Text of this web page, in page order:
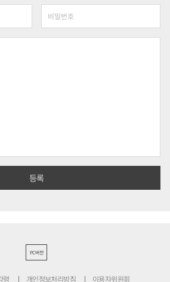
PC버전
령 개인정보처리방침 이용자위원회